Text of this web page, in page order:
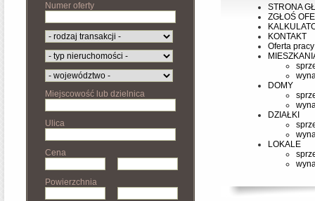
Numer oferty
Miejscowość lub dzielnica
Ulica
Cena
Powierzchnia
STRONA
ZGŁOŚ
KONTAKT
Oferta pracy
DOMY
DZIAŁKI
LOKALE